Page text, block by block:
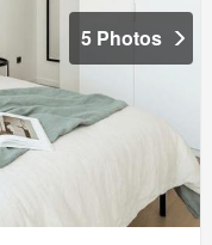
5 Photos